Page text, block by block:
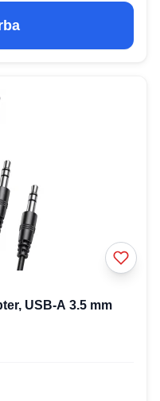
USB-A 3.5 mm